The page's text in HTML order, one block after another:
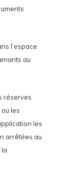
l’espace
au
réserves
les
les
arrêtées au